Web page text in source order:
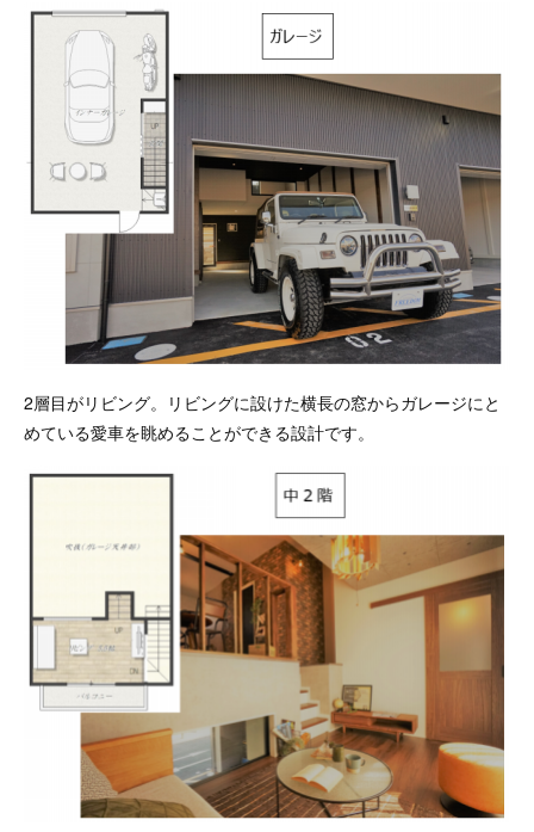
2層目がリビング。リビングに設けた横長の窓からガレージにと
めている愛車を眺めることができる設計です。